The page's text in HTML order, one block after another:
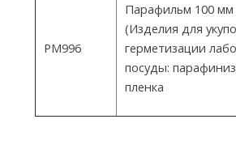
PM996
Парафильм 100 мм
(Изделия для
герметизации
посуды:
пленка